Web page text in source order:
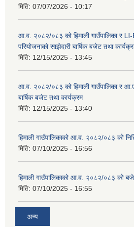
मिति: 07/07/2026 - 10:17
आ.व. २०८२/०८३ को हिमाली गाउँपालिका र
परियोजनाको साझेदारी बार्षिक बजेट तथा
मिति: 12/15/2025 - 13:45
आ.व. २०८२/०८३ को हिमाली गाउँपालिका र
बार्षिक बजेट तथा कार्यक्रम
मिति: 12/15/2025 - 13:40
हिमाली गाउँपालिकाको आ.व. २०८२/०८३ को
मिति: 07/10/2025 - 16:56
हिमाली गाउँपालिकाको आ.व. २०८२/०८३ को
मिति: 07/10/2025 - 16:55
अन्य